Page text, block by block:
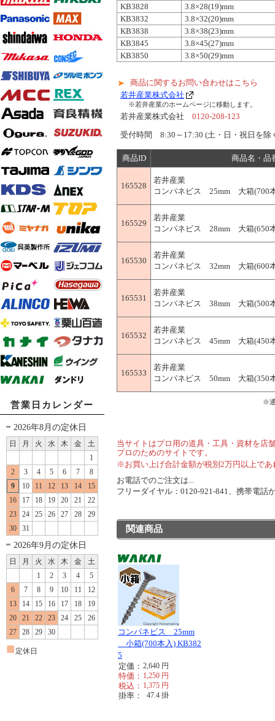
営業日カレンダー
2026年8月の定休日
日 月 火 水 木 金
土
1
2
3 4 5 6 7
8
9
10 11 12 13 14
15
16
17 18 19 20 21
22
23
24 25 26 27 28
29
30
31
2026年9月の定休日
日 月 火 水 木 金
土
1
2 3 4
5
6
7 8 9 10 11
12
13
14 15 16 17 18
19
20
21 22 23 24 25
26
27
28 29 30
■ 定休日
KB3828
3.8×28(19)mm
KB3832
3.8×32(20)mm
KB3838
3.8×38(23)mm
KB3845
3.8×45(27)mm
KB3850
3.8×50(29)mm
商品に関するお問い合わせはこちら
若井産業株式会社
※若井産業のホームページに移動します。
若井産業株式会社 0120-208-123
受付時間 8:30～17:30 (土・日・祝日を除
商品ID 商品名・品
165528
若井産業
コンパネビス 25mm 大箱(700
165529
若井産業
コンパネビス 28mm 大箱(650
165530
若井産業
コンパネビス 32mm 大箱(600
165531
若井産業
コンパネビス 38mm 大箱(500
165532
若井産業
コンパネビス 45mm 大箱(450
165533
若井産業
コンパネビス 50mm 大箱(350
※
当サイトはプロ用の道具・工具・資材を店
プロのためのサイトです。
※お買い上げ合計金額が税別2万円以上で
お電話でのご注文は...
フリーダイヤル：0120-921-841、携帯電
関連商品
コンパネビス 25mm
小箱(700本入) KB382
5
定価： 2,640 円
特価： 1,250 円
税込： 1,375 円
掛率： 47.4 掛